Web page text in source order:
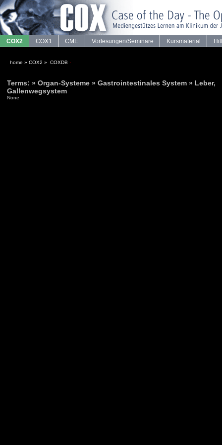
COX2 COX1 CME Vorlesungen/Seminare Kursmaterial
home » COX2 » COXDB ·
Terms: » Organ-Systeme » Gastrointestinales System » Leber,
Gallenwegsystem
None